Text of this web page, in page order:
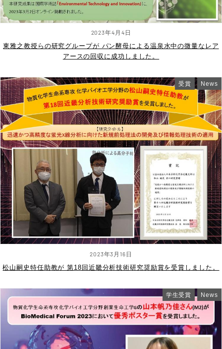
2023年4月4日
東雅之教授らの研究グループが パン酵母による温泉水中の微量なレア
アースの回収に成功しました。
2023年3月16日
受賞 News
松山嗣史特任助教が 第18回近畿分析技術研究奨励賞を受賞しました。
学生受賞 News